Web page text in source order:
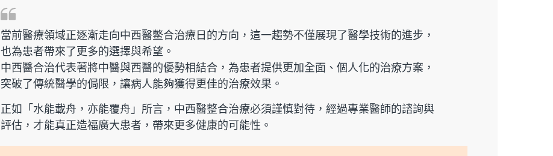
當前醫療領域正逐漸走向中西醫鳖合治療日的方向，這一趨勢不僅展現了醫學技術的進步，
也為患者帶來了更多的選擇與希望。
中西醫合治代表著將中醫與西醫的優勢相結合，為患者提供更加全面、個人化的治療方案，
突破了傳統醫學的侷限，讓病人能夠獲得更佳的治療效果。
正如「水能載舟，亦能覆舟」所言，中西醫整合治療必須謹慎對待，經過專業醫師的諮詢與
評估，才能真正造福廣大患者，帶來更多健康的可能性。